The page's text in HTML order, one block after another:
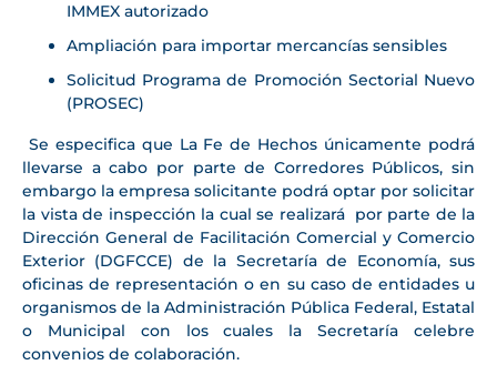
IMMEX autorizado
Ampliación para importar mercancías sensibles
Solicitud Programa de Promoción Sectorial Nuevo
(PROSEC)
Se especifica que La Fe de Hechos únicamente podrá
llevarse a cabo por parte de Corredores Públicos, sin
embargo la empresa solicitante podrá optar por solicitar
la vista de inspección la cual se realizará por parte de la
Dirección General de Facilitación Comercial y Comercio
Exterior (DGFCCE) de la Secretaría de Economía, sus
oficinas de representación o en su caso de entidades u
organismos de la Administración Pública Federal, Estatal
o Municipal con los cuales la Secretaría celebre
convenios de colaboración.